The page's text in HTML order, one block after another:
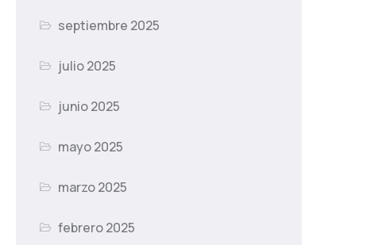
septiembre 2025
julio 2025
junio 2025
mayo 2025
marzo 2025
febrero 2025